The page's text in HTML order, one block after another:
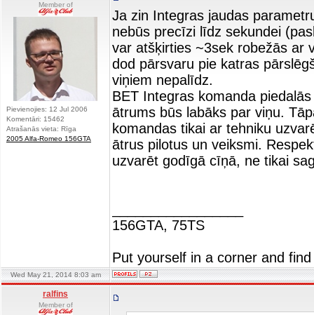
Member of
Pievienojies: 12 Jul 2006
Komentāri: 15462
Atrašanās vieta: Rīga
2005 Alfa-Romeo 156GTA
Ja zin Integras jaudas
nebūs precīzi līdz sekundei
var atšķirties ~3sek robežās ar
dod pārsvaru pie katras
viņiem nepalīdz.
BET Integras komanda
ātrums būs labāks par viņu.
komandas tikai ar tehniku
ātrus pilotus un veiksmi.
uzvarēt godīgā cīņā, ne tikai
156GTA, 75TS
Put yourself in a corner and
Wed May 21, 2014 8:03 am
ralfins
Member of